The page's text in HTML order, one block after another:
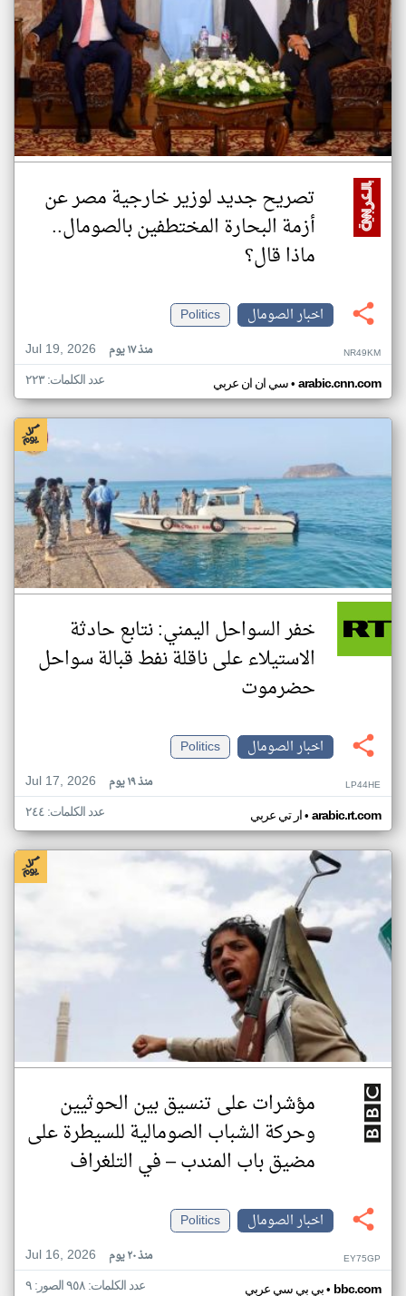
تصريح جديد لوزير خارجية مصر عن
أزمة البحارة المختطفين بالصومال..
ماذا قال؟
اخبار الصومال
Politics
Jul 19, 2026
منذ ١٧ يوم NR49KM
سي ان ان عربي• arabic.cnn.com عدد الكلمات: ٢٢٣
خفر السواحل اليمني: نتابع حادثة
الاستيلاء على ناقلة نفط قبالة سواحل
حضرموت
اخبار الصومال
Politics
Jul 17, 2026
منذ ١٩ يوم LP44HE
ار تي عربي• arabic.rt.com عدد الكلمات: ٢٤٤
مؤشرات على تنسيق بين الحوثيين
وحركة الشباب الصومالية للسيطرة على
مضيق باب المندب – في التلغراف
اخبار الصومال
Politics
Jul 16, 2026
منذ ٢٠ يوم EY75GP
بي بي سي عربي• bbc.com عدد الكلمات: ٩٥٨ الصور: ٩